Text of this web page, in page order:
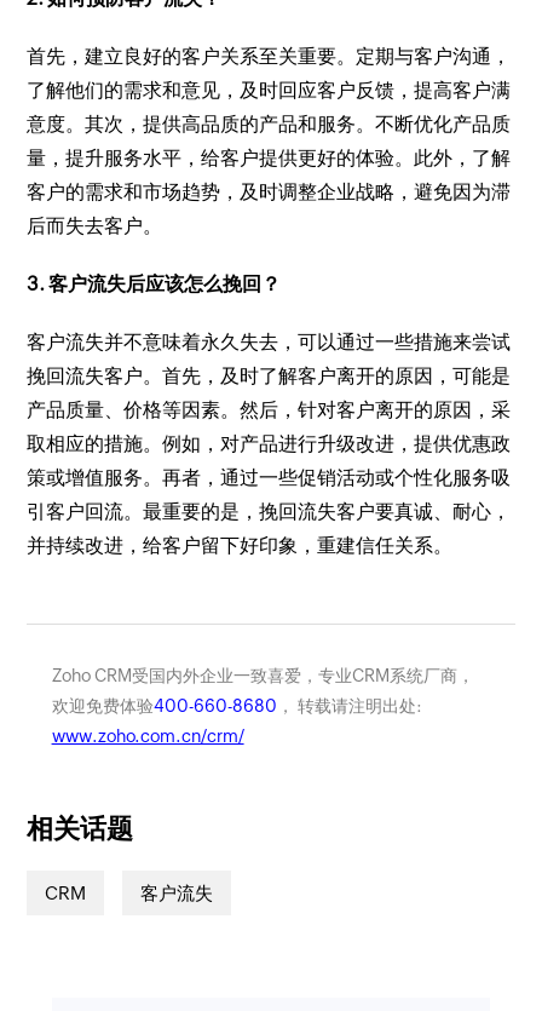
首先，建立良好的客户关系至关重要。定期与客户沟通，
了解他们的需求和意见，及时回应客户反馈，提高客户满
意度。其次，提供高品质的产品和服务。不断优化产品质
量，提升服务水平，给客户提供更好的体验。此外，了解
客户的需求和市场趋势，及时调整企业战略，避免因为滞
后而失去客户。
3. 客户流失后应该怎么挽回？
客户流失并不意味着永久失去，可以通过一些措施来尝试
挽回流失客户。首先，及时了解客户离开的原因，可能是
产品质量、价格等因素。然后，针对客户离开的原因，采
取相应的措施。例如，对产品进行升级改进，提供优惠政
策或增值服务。再者，通过一些促销活动或个性化服务吸
引客户回流。最重要的是，挽回流失客户要真诚、耐心，
并持续改进，给客户留下好印象，重建信任关系。
Zoho CRM受国内外企业一致喜爱，专业CRM系统厂商，
欢迎免费体验400-660-8680 ， 转载请注明出处:
www.zoho.com.cn/crm/
相关话题
CRM 客户流失